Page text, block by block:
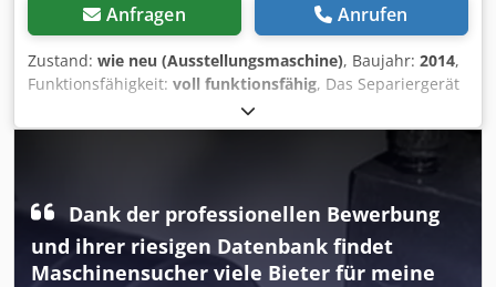
Anfragen Anrufen
Zustand: wie neu (Ausstellungsmaschine), Baujahr: 2014,
Funktionsfähigkeit: voll funktionsfähig, Das Separiergerät
aus dem Hause trio- technik steht zum Verkauf, das Gerät
ist zum Separieren unterschiedlicher geometrischer
Gegestände konstruiert . L: 950 mm B: 700 mm Höhe
verstellbar: 700-1380mm mögl. Spaltbreite: 50mm
Neigungswinkel: max 20Grad Antrieb/Drehstrom: 400V
50Hz Dcodpfx Amox Dm Rzonjk Stromaufnahme: 0,09 KW/h
Geschwindigkeit Einstellung möglich
Dank der professionellen Bewerbung
und ihrer riesigen Datenbank findet
Maschinensucher viele Bieter für meine